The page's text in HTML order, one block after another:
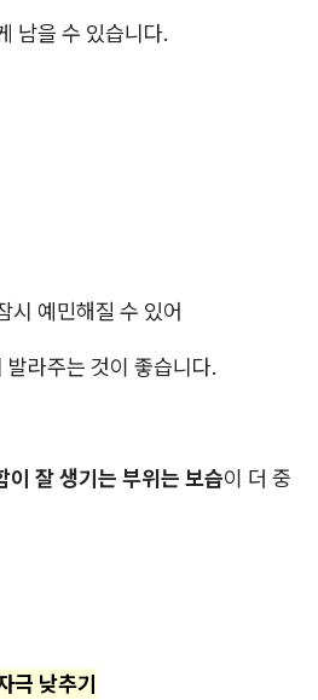
남을 수 있습니다.
시 예민해질 수 있어
라주는 것이 좋습니다.
이 잘 생기는 부위는 보습이 더 중
극 낮추기